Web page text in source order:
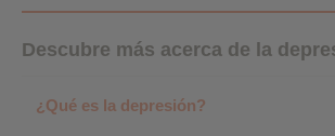
Descubre más acerca de la
¿Qué es la depresión?